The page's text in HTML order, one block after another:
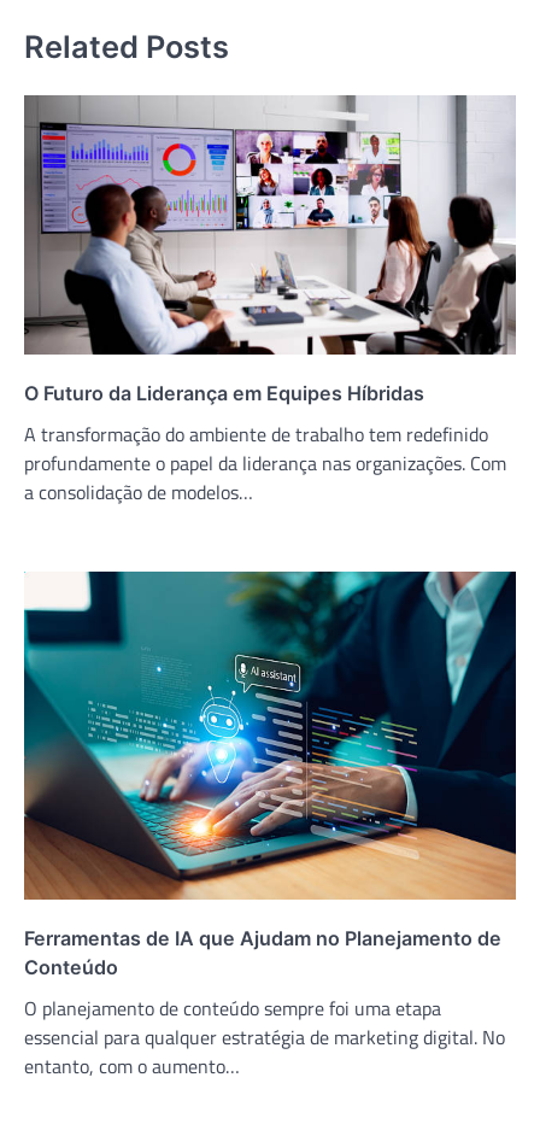
Related Posts
O Futuro da Liderança em Equipes Híbridas
A transformação do ambiente de trabalho tem redefinido
profundamente o papel da liderança nas organizações. Com
a consolidação de modelos…
Ferramentas de IA que Ajudam no Planejamento de
Conteúdo
O planejamento de conteúdo sempre foi uma etapa
essencial para qualquer estratégia de marketing digital. No
entanto, com o aumento…